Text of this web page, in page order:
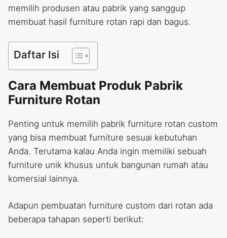
memilih produsen atau pabrik yang sanggup
membuat hasil furniture rotan rapi dan bagus.
Daftar Isi
Cara Membuat Produk Pabrik
Furniture Rotan
Penting untuk memilih pabrik furniture rotan custom
yang bisa membuat furniture sesuai kebutuhan
Anda. Terutama kalau Anda ingin memiliki sebuah
furniture unik khusus untuk bangunan rumah atau
komersial lainnya.
Adapun pembuatan furniture custom dari rotan ada
beberapa tahapan seperti berikut: